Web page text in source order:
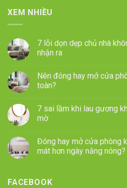
XEM NHIỀU
7 lỗi dọn dẹp chủ nhà
nhận ra
Nên đóng hay mở cửa
toàn?
7 sai lầm khi lau gương
mờ
Đóng hay mở cửa phòng
mát hơn ngày nắng nóng?
FACEBOOK